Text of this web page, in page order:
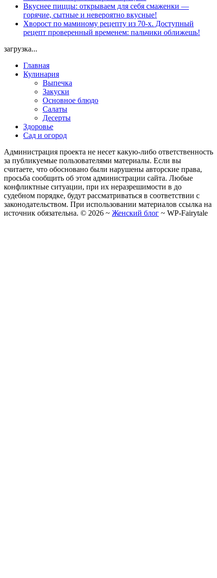
Вкуснее пиццы: открываем для себя смаженки —
горячие, сытные и невероятно вкусные!
Хворост по маминому рецепту из 70-х. Доступный
рецепт проверенный временем: пальчики оближешь!
загрузка...
Главная
Кулинария
Выпечка
Закуски
Основное блюдо
Салаты
Десерты
Здоровье
Сад и огород
Администрация проекта не несет какую-либо ответственность
за публикуемые пользователями материалы. Если вы
считаете, что обосновано были нарушены авторские права,
просьба сообщить об этом администрации сайта. Любые
конфликтные ситуации, при их неразрешимости в до
судебном порядке, будут рассматриваться в соответствии с
законодательством. При использовании материалов ссылка на
источник обязательна. © 2026 ~ Женский блог ~ WP-Fairytale